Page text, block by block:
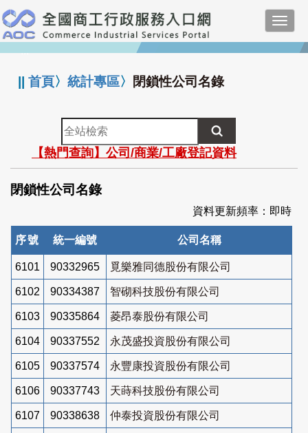
跳
到
主
要
:::
||首頁〉統計專區〉 閉鎖性公司名錄
全
站
檢
索
【熱門查詢】公司/商業/工廠登記資料
閉鎖性公司名錄
資料更新頻率：即時
序號 統一編號 公司名稱
6101 90332965 覓樂雅同德股份有限公司
6102 90334387 智砌科技股份有限公司
6103 90335864 菱昂泰股份有限公司
6104 90337552 永茂盛投資股份有限公司
6105 90337574 永豐康投資股份有限公司
6106 90337743 天蒔科技股份有限公司
6107 90338638 仲泰投資股份有限公司